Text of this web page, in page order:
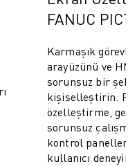
FANUC
Karmaşık
arayüzünü ve
sorunsuz bir
kişiselleştirin.
özelleştirme,
sorunsuz çalışma
kontrol panelleri,
kullanıcı